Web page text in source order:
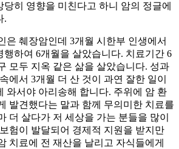
히 영향을 미친다고 하니 암의 정글에
다.
은 췌장암인데 3개월 시한부 인생에서
행하여 6개월을 살았습니다. 치료기간 6
모두 지옥 같은 삶을 살았습니다. 성과
에서 3개월 더 산 것이 과연 잘한 일이
와서야 아리송해 합니다. 주위에 암 환
발견했다는 말과 함께 무의미한 치료를
더 살다가 저 세상을 가는 분들을 많이
험이 발달되어 경제적 지원을 받지만
치료에 전 재산을 날리고 자식들에게